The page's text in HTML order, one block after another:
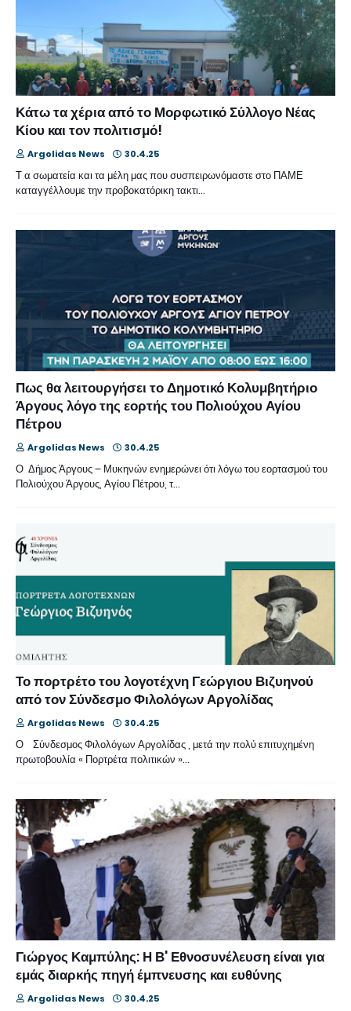
Κάτω τα χέρια από το Μορφωτικό Σύλλογο Νέας
Κίου και τον πολιτισμό!
Argolidas News 30.4.25
Τ α σωματεία και τα μέλη μας που συσπειρωνόμαστε στο ΠΑΜΕ
καταγγέλλουμε την προβοκατόρικη τακτι…
Πως θα λειτουργήσει το Δημοτικό Κολυμβητήριο
Άργους λόγο της εορτής του Πολιούχου Αγίου
Πέτρου
Argolidas News 30.4.25
Ο Δήμος Άργους – Μυκηνών ενημερώνει ότι λόγω του εορτασμού του
Πολιούχου Άργους, Αγίου Πέτρου, τ…
Το πορτρέτο του λογοτέχνη Γεώργιου Βιζυηνού
από τον Σύνδεσμο Φιλολόγων Αργολίδας
Argolidas News 30.4.25
Ο Σύνδεσμος Φιλολόγων Αργολίδας , μετά την πολύ επιτυχημένη
πρωτοβουλία « Πορτρέτα πολιτικών »…
Γιώργος Καμπύλης: Η Β' Εθνοσυνέλευση είναι για
εμάς διαρκής πηγή έμπνευσης και ευθύνης
Argolidas News 30.4.25